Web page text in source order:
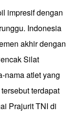
impresif dengan
Indonesia
akhir dengan
Silat
nama atlet yang
terdapat
Prajurit TNI di